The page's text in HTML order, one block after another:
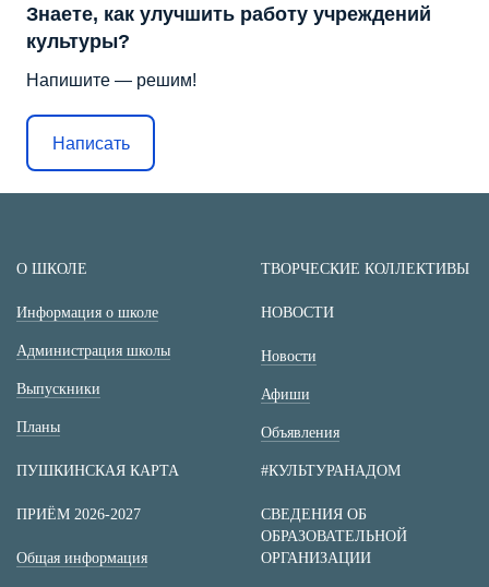
Знаете, как улучшить работу учреждений
культуры?
Напишите — решим!
Написать
О ШКОЛЕ
Информация о школе
Администрация школы
Выпускники
Планы
ТВОРЧЕСКИЕ КОЛЛЕКТИВЫ
НОВОСТИ
Новости
Афиши
Объявления
ПУШКИНСКАЯ КАРТА #КУЛЬТУРАНАДОМ
ПРИЁМ 2026-2027
Общая информация
СВЕДЕНИЯ ОБ
ОБРАЗОВАТЕЛЬНОЙ
ОРГАНИЗАЦИИ